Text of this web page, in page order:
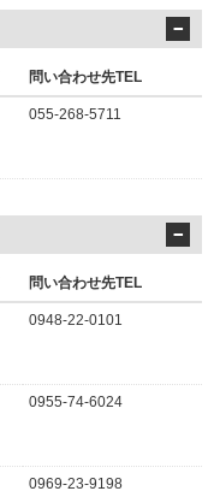
問い合わせ先TEL
055-268-5711
問い合わせ先TEL
0948-22-0101
0955-74-6024
0969-23-9198